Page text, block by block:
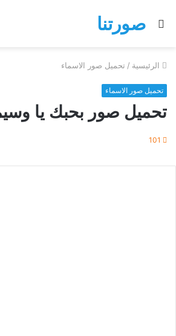
صورتنا
بحث
الرئيسية / تحميل صور الاسماء
تحميل صور الاسماء
تحميل صور بحبك يا
101